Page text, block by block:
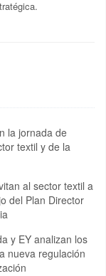
la jornada de
textil y de la
al sector textil a
del Plan Director
y EY analizan los
nueva regulación